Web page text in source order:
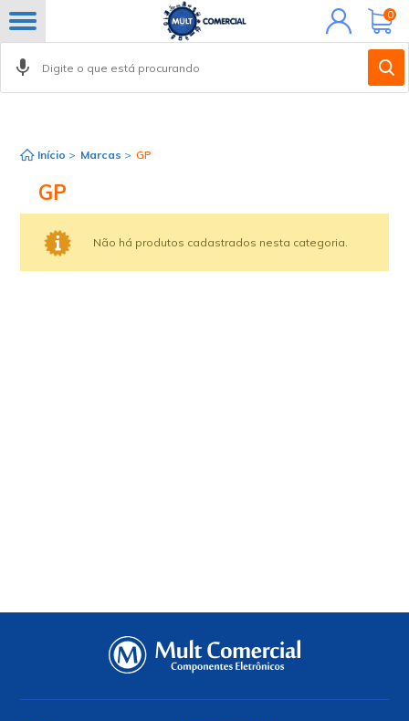
Minha
conta
0
Início > Marcas > GP
GP
Não há produtos cadastrados nesta categoria.